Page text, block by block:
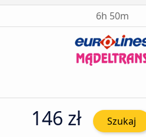
6h 50m
146 zł Szukaj